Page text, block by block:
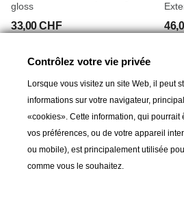
gloss
33,00 CHF
Contrôlez votre vie privée
Lorsque vous visitez un site Web, il peut
informations sur votre navigateur,
«cookies». Cette information, qui pourrait
vos préférences, ou de votre appareil
ou mobile), est principalement utilisée
comme vous le souhaitez.